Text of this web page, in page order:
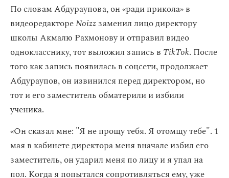
По словам Абдураупова, он «ради прикола» в
видеоредактореNoizzзаменил лицо директору
школы Акмалю Рахмонову и отправил видео
однокласснику, тот выложил запись в TikTok. После
того как запись появилась в соцсети, продолжает
Абдураупов, он извинился перед директором, но
тот и его заместитель обматерили и избили
ученика.
«Он сказал мне: "Я не прощу тебя. Я отомщу тебе". 1
мая в кабинете директора меня вначале избил его
заместитель, он ударил меня по лицу и я упал на
пол. Когда я попытался сопротивляться ему, уже